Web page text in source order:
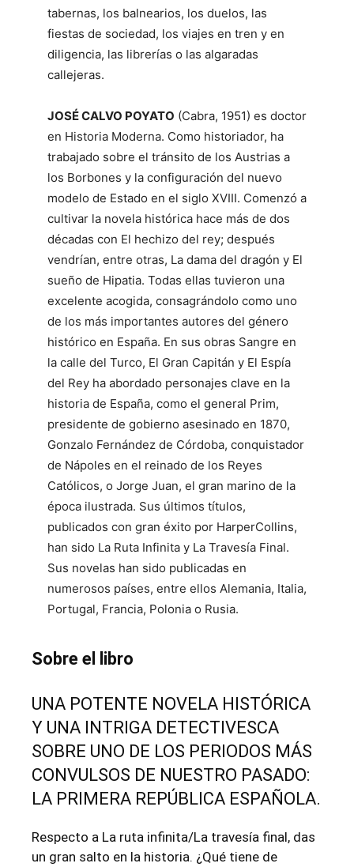
tabernas, los balnearios, los duelos, las
fiestas de sociedad, los viajes en tren y en
diligencia, las librerías o las algaradas
callejeras.
JOSÉ CALVO POYATO (Cabra, 1951) es doctor
en Historia Moderna. Como historiador, ha
trabajado sobre el tránsito de los Austrias a
los Borbones y la configuración del nuevo
modelo de Estado en el siglo XVIII. Comenzó a
cultivar la novela histórica hace más de dos
décadas con El hechizo del rey; después
vendrían, entre otras, La dama del dragón y El
sueño de Hipatia. Todas ellas tuvieron una
excelente acogida, consagrándolo como uno
de los más importantes autores del género
histórico en España. En sus obras Sangre en
la calle del Turco, El Gran Capitán y El Espía
del Rey ha abordado personajes clave en la
historia de España, como el general Prim,
presidente de gobierno asesinado en 1870,
Gonzalo Fernández de Córdoba, conquistador
de Nápoles en el reinado de los Reyes
Católicos, o Jorge Juan, el gran marino de la
época ilustrada. Sus últimos títulos,
publicados con gran éxito por HarperCollins,
han sido La Ruta Infinita y La Travesía Final.
Sus novelas han sido publicadas en
numerosos países, entre ellos Alemania, Italia,
Portugal, Francia, Polonia o Rusia.
Sobre el libro
UNA POTENTE NOVELA HISTÓRICA
Y UNA INTRIGA DETECTIVESCA
SOBRE UNO DE LOS PERIODOS MÁS
CONVULSOS DE NUESTRO PASADO:
LA PRIMERA REPÚBLICA ESPAÑOLA.
Respecto a La ruta infinita/La travesía final, das
un gran salto en la historia. ¿Qué tiene de